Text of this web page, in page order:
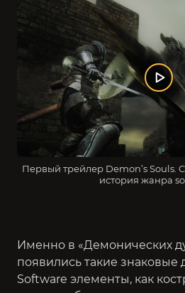
Первый трейлер Demon’s Souls.
история жанра
Именно в «Демонических
появились такие знаковые
Software элементы, как